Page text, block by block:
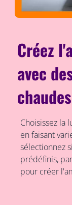
Créez
avec
Choisissez la
en faisant
sélectionnez
prédéfinis,
pour créer